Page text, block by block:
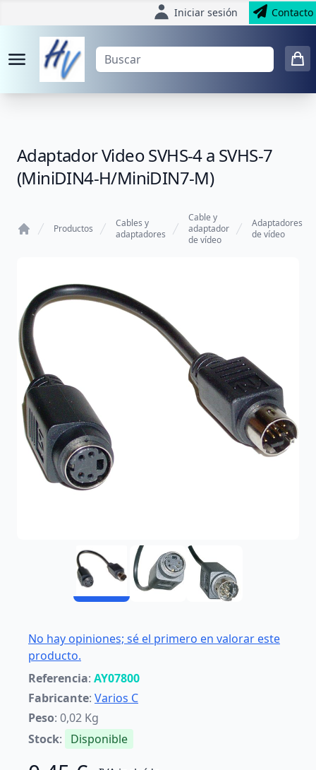
Iniciar sesión Contacto
Adaptador Video SVHS-4 a SVHS-7
(MiniDIN4-H/MiniDIN7-M)
Productos
Cables y
adaptadores
Cable y
adaptador
de vídeo
Adaptadores
de vídeo
No hay opiniones; sé el primero en valorar este
producto.
Referencia: AY07800
Fabricante: Varios C
Peso: 0,02 Kg
Stock: Disponible